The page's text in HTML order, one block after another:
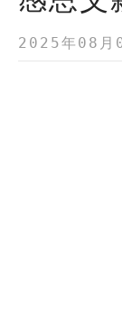
2025年08月